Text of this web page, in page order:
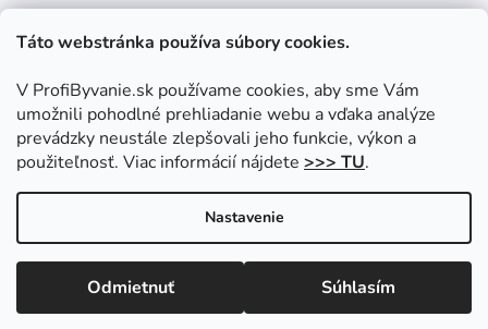
Táto webstránka používa súbory cookies.
V ProfiByvanie.sk používame cookies, aby sme Vám
umožnili pohodlné prehliadanie webu a vďaka analýze
prevádzky neustále zlepšovali jeho funkcie, výkon a
použiteľnosť. Viac informácií nájdete >>> TU.
Nastavenie
Odmietnuť Súhlasím
Copyright 2026ProfiByvanie.sk. Všetky práva vyhradené.
Upraviť nastavenie cookies